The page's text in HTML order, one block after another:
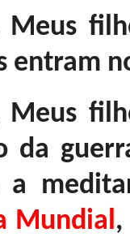
Meus
entram
Meus
da
a
Mundial,